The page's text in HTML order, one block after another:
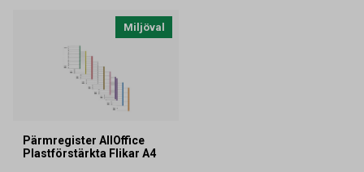
Miljöval
Pärmregister AllOffice
Plastförstärkta Flikar A4